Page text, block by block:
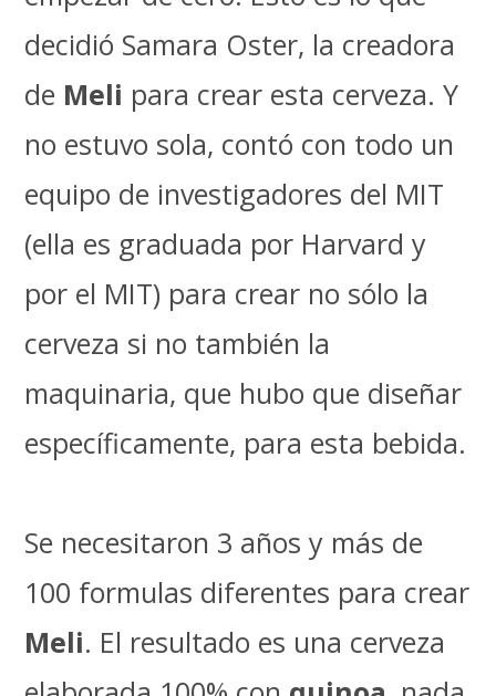
decidió Samara Oster, la creadora
de Meli para crear esta cerveza. Y
no estuvo sola, contó con todo un
equipo de investigadores del MIT
(ella es graduada por Harvard y
por el MIT) para crear no sólo la
cerveza si no también la
maquinaria, que hubo que diseñar
específicamente, para esta bebida.
Se necesitaron 3 años y más de
100 formulas diferentes para crear
Meli. El resultado es una cerveza